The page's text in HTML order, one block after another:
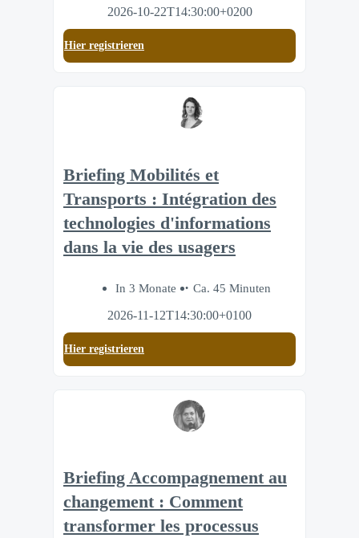
2026-10-22T14:30:00+0200
Hier registrieren
Briefing Mobilités et
Transports : Intégration des
technologies d'informations
dans la vie des usagers
In 3 Monate
Ca. 45 Minuten
2026-11-12T14:30:00+0100
Hier registrieren
Briefing Accompagnement au
changement : Comment
transformer les processus